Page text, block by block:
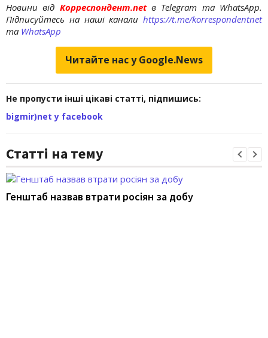
Новини від Корреспондент.netв Telegram та WhatsApp.
Підписуйтесь на наші канали https://t.me/korrespondentnet
та WhatsApp
Читайте нас у Google.News
Не пропусти інші цікаві статті, підпишись:
bigmir)net у facebook
Статті на тему
Генштаб назвав втрати росіян за добу